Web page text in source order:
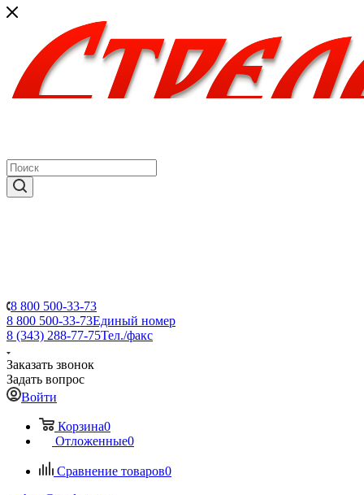
8 800 500-33-73
8 800 500-33-73Единый номер
8 (343) 288-77-75Тел./факс
Заказать звонок
Задать вопрос
Войти
Корзина0
Отложенные0
Сравнение товаров0